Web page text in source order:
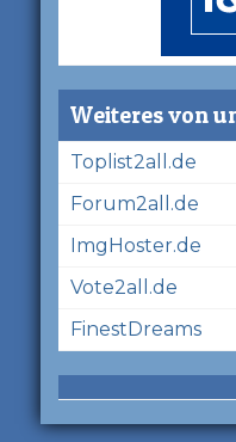
Weiteres von
Toplist2all.de
Forum2all.de
ImgHoster.de
Vote2all.de
FinestDreams